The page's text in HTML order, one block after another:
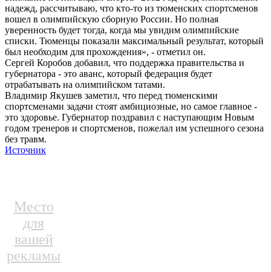
надежд, рассчитываю, что кто-то из тюменских спортсменов
вошел в олимпийскую сборную России. Но полная
уверенность будет тогда, когда мы увидим олимпийские
списки. Тюменцы показали максимальный результат, который
был необходим для прохождения», - отметил он.
Сергей Коробов добавил, что поддержка правительства и
губернатора - это аванс, который федерация будет
отрабатывать на олимпийском татами.
Владимир Якушев заметил, что перед тюменскими
спортсменами задачи стоят амбициозные, но самое главное -
это здоровье. Губернатор поздравил с наступающим Новым
годом тренеров и спортсменов, пожелал им успешного сезона
без травм.
Источник
Место
для
вашей
рекламы